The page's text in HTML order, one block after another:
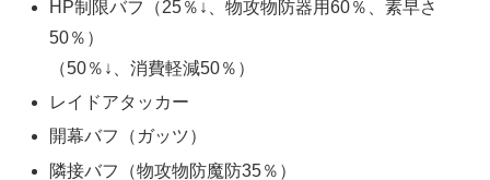
HP制限バフ（25％↓、物攻物防器用60％、素早さ
50％）
（50％↓、消費軽減50％）
レイドアタッカー
開幕バフ（ガッツ）
隣接バフ（物攻物防魔防35％）